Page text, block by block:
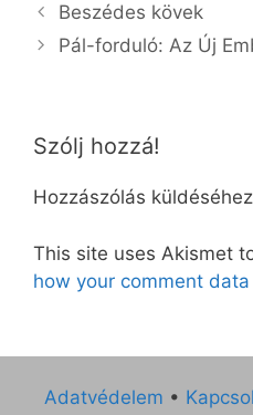
Beszédes kövek
Pál-forduló: Az Új
Szólj hozzá!
Hozzászólás küldéséhez
This site uses Akismet
how your comment
Adatvédelem •